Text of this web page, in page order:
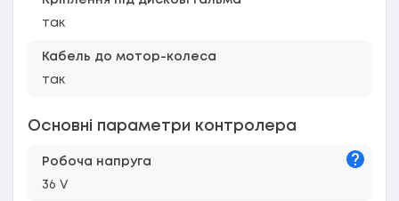
так
Кабель до мотор-колеса
так
Основні параметри контролера
Робоча напруга
36 V